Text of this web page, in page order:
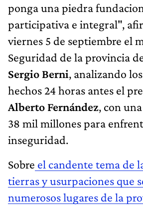
ponga una piedra
participativa e integral",
viernes 5 de septiembre el
Seguridad de la provincia
Sergio Berni, analizando
hechos 24 horas antes el
Alberto Fernández, con
38 mil millones para
inseguridad.
Sobre el candente tema de
tierras y usurpaciones que
numerosos lugares de la